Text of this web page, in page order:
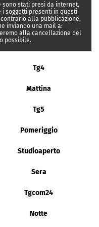
sono stati presi da internet,
soggetti presenti in questi
alla pubblicazione,
inviando una mail a:
alla cancellazione del
possibile.
Tg4
Mattina
Tg5
Pomeriggio
Studioaperto
Sera
Tgcom24
Notte